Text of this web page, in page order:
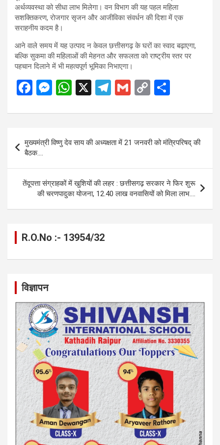
अर्थव्यवस्था को सीधा लाभ मिलेगा। वन विभाग की यह पहल महिला
सशक्तिकरण, रोजगार सृजन और आजीविका संवर्धन की दिशा में एक
सराहनीय कदम है।
आने वाले समय में यह उत्पाद न केवल छत्तीसगढ़ के घरों का स्वाद बढ़ाएगा,
बल्कि सुकमा की महिलाओं की मेहनत और सफलता को राष्ट्रीय स्तर पर
पहचान दिलाने में भी महत्वपूर्ण भूमिका निभाएगा।
F
ce
b
o
o
k
M
se
n
g
er
W
at
A
p
p
X
T
e
gr
a
m
G
ail
C
py
Li
n
k
ar
e
navigation
मुख्यमंत्री विष्णु देव साय की अध्यक्षता में 21 जनवरी को मंत्रिपरिषद् की
बैठक….
तेंदूपत्ता संग्राहकों में खुशियों की लहर : छत्तीसगढ़ सरकार ने फिर शुरू
की चरणपादुका योजना, 12.40 लाख वनवासियों को मिला लाभ….
R.O.No :- 13954/32
विज्ञापन